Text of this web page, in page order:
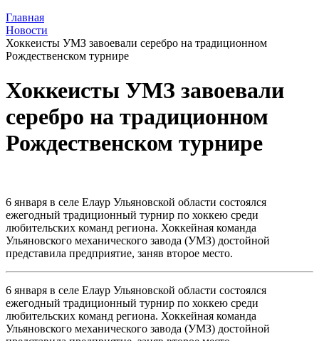
Главная
Новости
Хоккеисты УМЗ завоевали серебро на традиционном
Рождественском турнире
Хоккеисты УМЗ завоевали
серебро на традиционном
Рождественском турнире
6 января в селе Елаур Ульяновской области состоялся
ежегодный традиционный турнир по хоккею среди
любительских команд региона. Хоккейная команда
Ульяновского механического завода (УМЗ) достойной
представила предприятие, заняв второе место.
6 января в селе Елаур Ульяновской области состоялся
ежегодный традиционный турнир по хоккею среди
любительских команд региона. Хоккейная команда
Ульяновского механического завода (УМЗ) достойной